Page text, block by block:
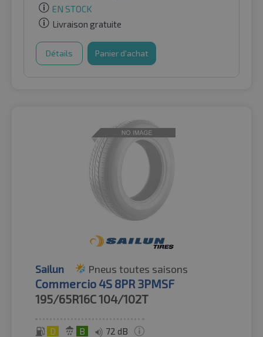
EN STOCK
Livraison gratuite
Détails Panier d'achat
Sailun Pneus toutes saisons
Commercio 4S 8PR 3PMSF
195/65R16C104/102T
D B 72 dB